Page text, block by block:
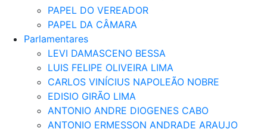
PAPEL DO VEREADOR
PAPEL DA CÂMARA
Parlamentares
LEVI DAMASCENO BESSA
LUIS FELIPE OLIVEIRA LIMA
CARLOS VINÍCIUS NAPOLEÃO NOBRE
EDISIO GIRÃO LIMA
ANTONIO ANDRE DIOGENES CABO
ANTONIO ERMESSON ANDRADE ARAUJO